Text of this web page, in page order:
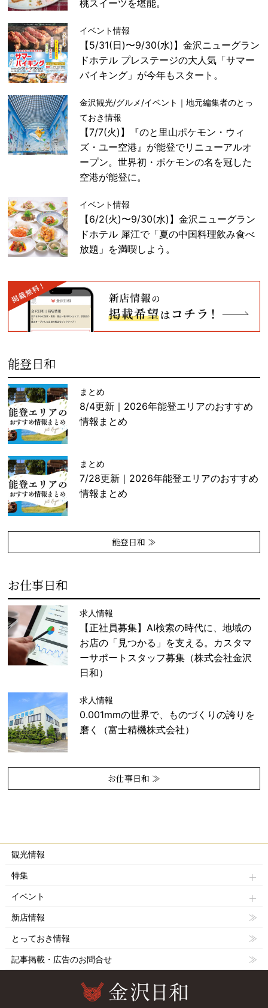
桃スイーツを堪能。
イベント情報
【5/31(日)〜9/30(水)】金沢ニューグラン
ドホテル プレステージの大人気「サマー
バイキング」が今年もスタート。
金沢観光/グルメ/イベント｜地元編集者のとっ
ておき情報
【7/7(火)】『のと里山ポケモン・ウィ
ズ・ユー空港』が能登でリニューアルオ
ープン。世界初・ポケモンの名を冠した
空港が能登に。
イベント情報
【6/2(火)〜9/30(水)】金沢ニューグラン
ドホテル 犀江で「夏の中国料理飲み食べ
放題」を満喫しよう。
能登日和
まとめ
8/4更新｜2026年能登エリアのおすすめ
情報まとめ
まとめ
7/28更新｜2026年能登エリアのおすすめ
情報まとめ
能登日和 ≫
お仕事日和
求人情報
【正社員募集】AI検索の時代に、地域の
お店の「見つかる」を支える。カスタマ
ーサポートスタッフ募集（株式会社金沢
日和）
求人情報
0.001mmの世界で、ものづくりの誇りを
磨く（富士精機株式会社）
お仕事日和 ≫
観光情報
特集
イベント
新店情報
とっておき情報
記事掲載・広告のお問合せ